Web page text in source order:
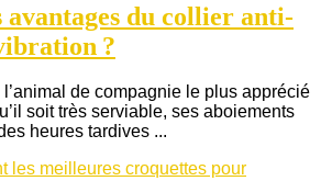
avantages du collier anti-
?
de compagnie le plus apprécié
soit très serviable, ses aboiements
heures tardives ...